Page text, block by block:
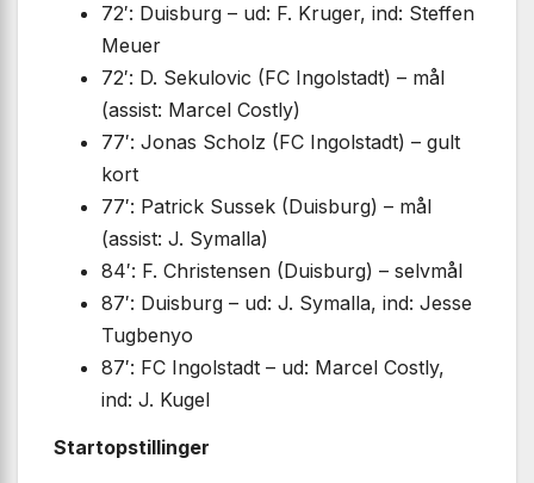
72′: Duisburg – ud: F. Kruger, ind: Steffen
Meuer
72′: D. Sekulovic (FC Ingolstadt) – mål
(assist: Marcel Costly)
77′: Jonas Scholz (FC Ingolstadt) – gult
kort
77′: Patrick Sussek (Duisburg) – mål
(assist: J. Symalla)
84′: F. Christensen (Duisburg) – selvmål
87′: Duisburg – ud: J. Symalla, ind: Jesse
Tugbenyo
87′: FC Ingolstadt – ud: Marcel Costly,
ind: J. Kugel
Startopstillinger